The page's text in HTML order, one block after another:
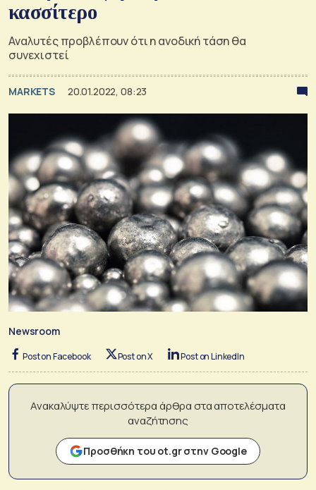
κασσίτερο
Αναλυτές προβλέπουν ότι η ανοδική τάση θα
συνεχιστεί
MARKETS 20.01.2022, 08:23
Newsroom
Post on Facebook Post on X Post on LinkedIn
Ανακαλύψτε περισσότερα άρθρα στα αποτελέσματα
αναζήτησης
Προσθήκη του ot.gr στην Google